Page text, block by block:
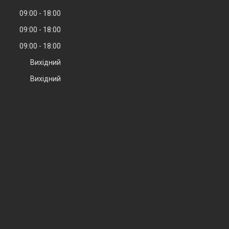
09:00
18:00
09:00
18:00
09:00
18:00
Вихідний
Вихідний